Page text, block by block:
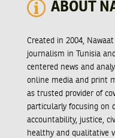
ABOUT
Created in 2004,
journalism in Tunisia
centered news and
online media and print
as trusted provider of
particularly focusing on
accountability, justice,
healthy and qualitative